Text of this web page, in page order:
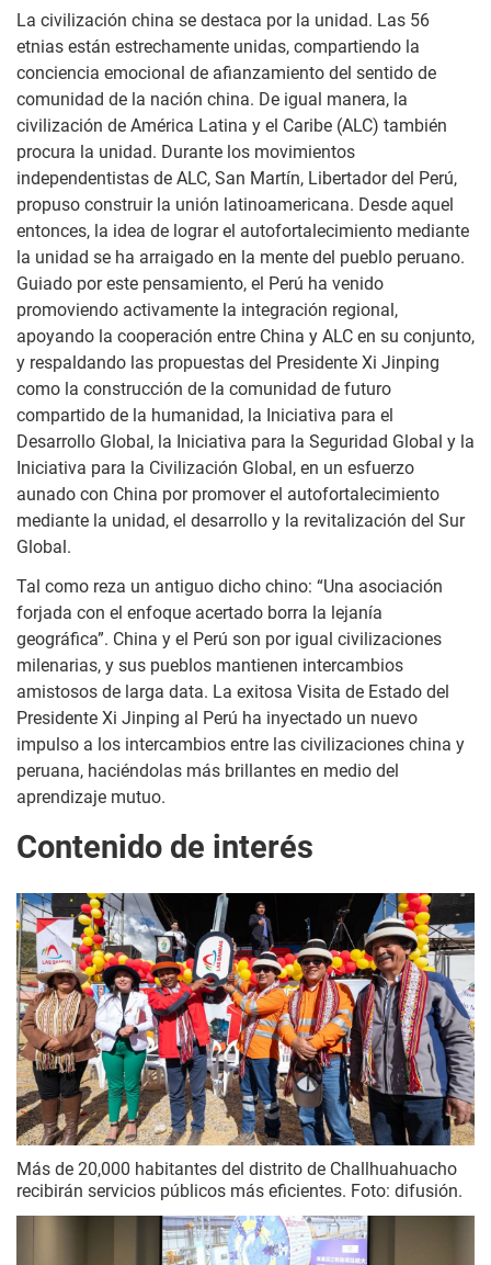
La civilización china se destaca por la unidad. Las 56
etnias están estrechamente unidas, compartiendo la
conciencia emocional de afianzamiento del sentido de
comunidad de la nación china. De igual manera, la
civilización de América Latina y el Caribe (ALC) también
procura la unidad. Durante los movimientos
independentistas de ALC, San Martín, Libertador del Perú,
propuso construir la unión latinoamericana. Desde aquel
entonces, la idea de lograr el autofortalecimiento mediante
la unidad se ha arraigado en la mente del pueblo peruano.
Guiado por este pensamiento, el Perú ha venido
promoviendo activamente la integración regional,
apoyando la cooperación entre China y ALC en su conjunto,
y respaldando las propuestas del Presidente Xi Jinping
como la construcción de la comunidad de futuro
compartido de la humanidad, la Iniciativa para el
Desarrollo Global, la Iniciativa para la Seguridad Global y la
Iniciativa para la Civilización Global, en un esfuerzo
aunado con China por promover el autofortalecimiento
mediante la unidad, el desarrollo y la revitalización del Sur
Global.
Tal como reza un antiguo dicho chino: “Una asociación
forjada con el enfoque acertado borra la lejanía
geográfica”. China y el Perú son por igual civilizaciones
milenarias, y sus pueblos mantienen intercambios
amistosos de larga data. La exitosa Visita de Estado del
Presidente Xi Jinping al Perú ha inyectado un nuevo
impulso a los intercambios entre las civilizaciones china y
peruana, haciéndolas más brillantes en medio del
aprendizaje mutuo.
Contenido de interés
Más de 20,000 habitantes del distrito de Challhuahuacho
recibirán servicios públicos más eficientes. Foto: difusión.